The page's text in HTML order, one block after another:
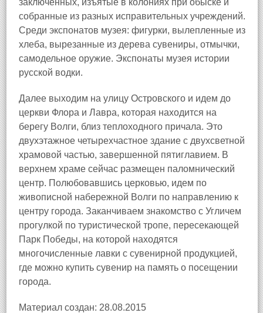
заключенных, изъятые в колониях при обыске и
собранные из разных исправительных учреждений.
Среди экспонатов музея: фигурки, вылепленные из
хлеба, вырезанные из дерева сувениры, отмычки,
самодельное оружие. Экспонаты музея истории
русской водки.
Далее выходим на улицу Островского и идем до
церкви Флора и Лавра, которая находится на
берегу Волги, близ теплоходного причала. Это
двухэтажное четырехчастное здание с двухсветной
храмовой частью, завершенной пятиглавием. В
верхнем храме сейчас размещен паломнический
центр. Полюбовавшись церковью, идем по
живописной набережной Волги по направлению к
центру города. Заканчиваем знакомство с Угличем
прогулкой по туристической тропе, пересекающей
Парк Победы, на которой находятся
многочисленные лавки с сувенирной продукцией,
где можно купить сувенир на память о посещении
города.
Материал создан: 28.08.2015